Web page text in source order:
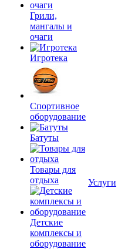
Грили,
мангалы и
очаги
Игротека
Спортивное
оборудование
Батуты
Товары для
отдыха
Детские
комплексы и
оборудование
Услуги